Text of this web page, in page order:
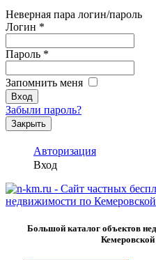
Неверная пара логин/пароль
Логин *
Пароль *
Запомнить меня
Забыли пароль?
Закрыть
Авторизация
Вход
Большой каталог объектов
Кемеровской